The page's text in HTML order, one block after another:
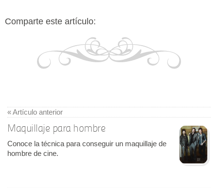
Comparte este artículo:
« Artículo anterior
Maquillaje para hombre
Conoce la técnica para conseguir un maquillaje de
hombre de cine.